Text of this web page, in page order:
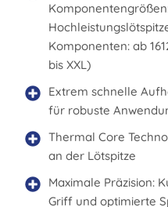
Komponenten: ab
bis XXL)
Extrem schnelle
für robuste
Thermal Core
an der Lötspitze
Maximale Präzision:
Griff und optimierte